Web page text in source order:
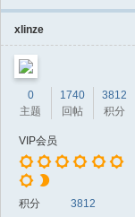
xlinze
0
主题
1740
回帖
3812
积分
VIP会员
积分 3812